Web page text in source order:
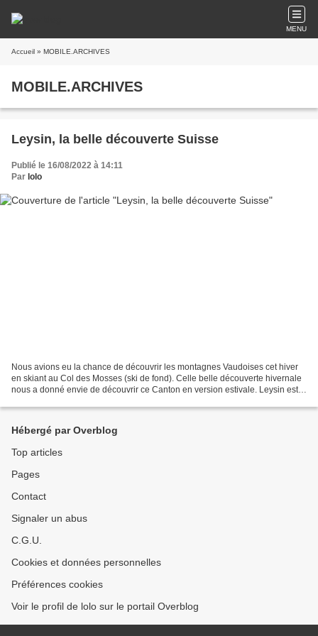
MENU
Accueil » MOBILE.ARCHIVES
MOBILE.ARCHIVES
Leysin, la belle découverte Suisse
Publié le 16/08/2022 à 14:11
Par lolo
Nous avions eu la chance de découvrir les montagnes Vaudoises cet hiver
en skiant au Col des Mosses (ski de fond). Celle belle découverte hivernale
nous a donné envie de découvrir ce Canton en version estivale. Leysin est
Hébergé par Overblog
Top articles
Pages
Contact
Signaler un abus
C.G.U.
Cookies et données personnelles
Préférences cookies
Voir le profil de lolo sur le portail Overblog